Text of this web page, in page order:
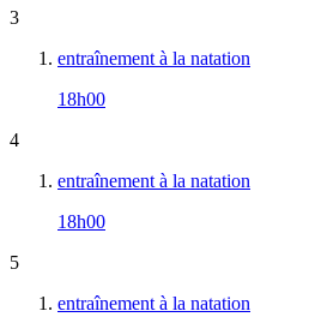
3
entraînement à la natation
18h00
4
entraînement à la natation
18h00
5
entraînement à la natation